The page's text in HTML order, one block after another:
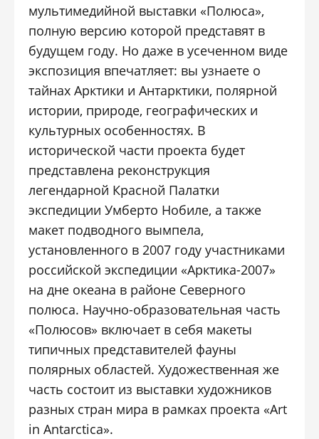
мультимедийной выставки «Полюса»,
полную версию которой представят в
будущем году. Но даже в усеченном виде
экспозиция впечатляет: вы узнаете о
тайнах Арктики и Антарктики, полярной
истории, природе, географических и
культурных особенностях. В
исторической части проекта будет
представлена реконструкция
легендарной Красной Палатки
экспедиции Умберто Нобиле, а также
макет подводного вымпела,
установленного в 2007 году участниками
российской экспедиции «Арктика-2007»
на дне океана в районе Северного
полюса. Научно-образовательная часть
«Полюсов» включает в себя макеты
типичных представителей фауны
полярных областей. Художественная же
часть состоит из выставки художников
разных стран мира в рамках проекта «Art
in Antarctica».